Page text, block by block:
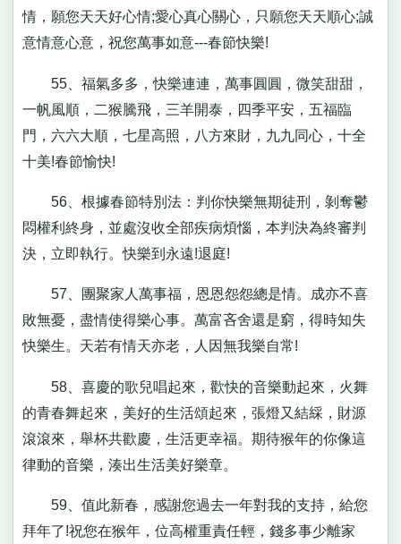
情，願您天天好心情;愛心真心關心，只願您天天順心;誠
意情意心意，祝您萬事如意---春節快樂!
55、福氣多多，快樂連連，萬事圓圓，微笑甜甜，
一帆風順，二猴騰飛，三羊開泰，四季平安，五福臨
門，六六大順，七星高照，八方來財，九九同心，十全
十美!春節愉快!
56、根據春節特別法：判你快樂無期徒刑，剝奪鬱
悶權利終身，並處沒收全部疾病煩惱，本判決為終審判
決，立即執行。快樂到永遠!退庭!
57、團聚家人萬事福，恩恩怨怨總是情。成亦不喜
敗無憂，盡情使得樂心事。萬富吝舍還是窮，得時知失
快樂生。天若有情天亦老，人因無我樂自常!
58、喜慶的歌兒唱起來，歡快的音樂動起來，火舞
的青春舞起來，美好的生活頌起來，張燈又結綵，財源
滾滾來，舉杯共歡慶，生活更幸福。期待猴年的你像這
律動的音樂，湊出生活美好樂章。
59、值此新春，感謝您過去一年對我的支持，給您
拜年了!祝您在猴年，位高權重責任輕，錢多事少離家